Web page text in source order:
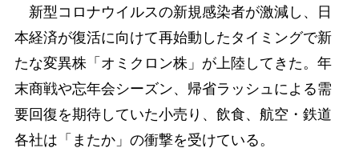
新型コロナウイルスの新規感染者が激減し、日
本経済が復活に向けて再始動したタイミングで新
たな変異株「オミクロン株」が上陸してきた。年
末商戦や忘年会シーズン、帰省ラッシュによる需
要回復を期待していた小売り、飲食、航空・鉄道
各社は「またか」の衝撃を受けている。